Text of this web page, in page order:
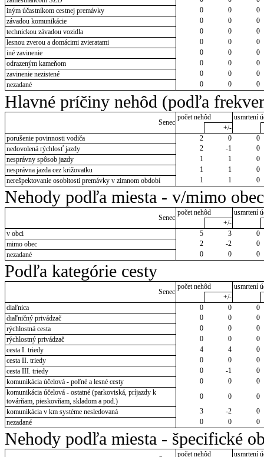
iným účastníkom cestnej premávky
0 0
0
závadou komunikácie
0 0
0
technickou závadou vozidla
0 0
0
lesnou zverou a domácimi zvieratami
0 0
0
iné zavinenie
0 0
0
odrazeným kameňom
0 0
0
zavinenie nezistené
0 0
0
nezadané
0 0 0
Hlavné príčiny nehôd (podľa
Senec
počet nehôd
usmrtení
+/-
porušenie povinnosti vodiča
2 0
0
nedovolená rýchlosť jazdy
2 -1
0
nesprávny spôsob jazdy
1 1
0
nesprávna jazda cez križovatku
1 1
0
nerešpektovanie osobitosti premávky v zimnom období
1 1 0
Nehody podľa miesta - v/mimo obec
Senec
počet nehôd
usmrtení
+/-
v obci
5 3
0
mimo obec
2 -2
0
nezadané
0 0 0
Podľa kategórie cesty
Senec
počet nehôd
usmrtení
+/-
diaľnica
0 0
0
diaľničný privádzač
0 0
0
rýchlostná cesta
0 0
0
rýchlostný privádzač
0 0
0
cesta I. triedy
4 4
0
cesta II. triedy
0 0
0
cesta III. triedy
0 -1
0
komunikácia účelová - poľné a lesné cesty
0 0
0
komunikácia účelová - ostatné (parkoviská, príjazdy k
továrňam, pieskovňam, skladom a pod.)
0 0
0
komunikácia v km systéme nesledovaná
3 -2
0
nezadané
0 0 0
Nehody podľa miesta - špecifické
počet nehôd
usmrtení